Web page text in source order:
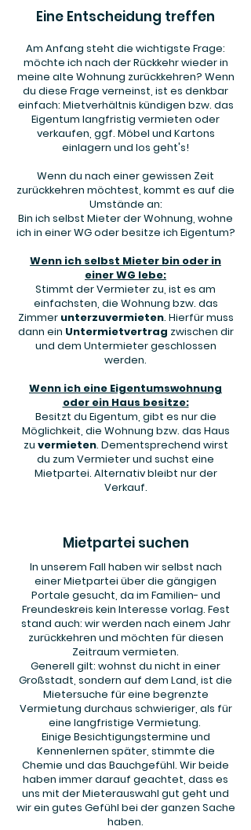
Eine Entscheidung treffen
Am Anfang steht die wichtigste Frage:
möchte ich nach der Rückkehr wieder in
meine alte Wohnung zurückkehren? Wenn
du diese Frage verneinst, ist es denkbar
einfach: Mietverhältnis kündigen bzw. das
Eigentum langfristig vermieten oder
verkaufen, ggf. Möbel und Kartons
einlagern und los geht's!
Wenn du nach einer gewissen Zeit
zurückkehren möchtest, kommt es auf die
Umstände an:
Bin ich selbst Mieter der Wohnung, wohne
ich in einer WG oder besitze ich Eigentum?
Wenn ich selbst Mieter bin oder in
einer WG lebe:
Stimmt der Vermieter zu, ist es am
einfachsten, die Wohnung bzw. das
Zimmer unterzuvermieten. Hierfür muss
dann ein Untermietvertrag zwischen dir
und dem Untermieter geschlossen
werden.
Wenn ich eine Eigentumswohnung
oder ein Haus besitze:
Besitzt du Eigentum, gibt es nur die
Möglichkeit, die Wohnung bzw. das Haus
zu vermieten. Dementsprechend wirst
du zum Vermieter und suchst eine
Mietpartei. Alternativ bleibt nur der
Verkauf.
Mietpartei suchen
In unserem Fall haben wir selbst nach
einer Mietpartei über die gängigen
Portale gesucht, da im Familien- und
Freundeskreis kein Interesse vorlag. Fest
stand auch: wir werden nach einem Jahr
zurückkehren und möchten für diesen
Zeitraum vermieten.
Generell gilt: wohnst du nicht in einer
Großstadt, sondern auf dem Land, ist die
Mietersuche für eine begrenzte
Vermietung durchaus schwieriger, als für
eine langfristige Vermietung.
Einige Besichtigungstermine und
Kennenlernen später, stimmte die
Chemie und das Bauchgefühl. Wir beide
haben immer darauf geachtet, dass es
uns mit der Mieterauswahl gut geht und
wir ein gutes Gefühl bei der ganzen Sache
haben.